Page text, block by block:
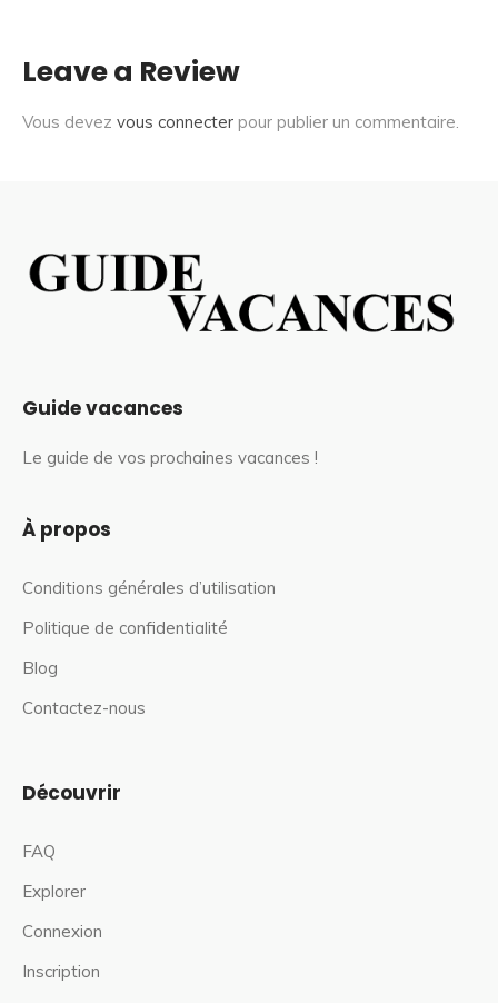
Leave a Review
Vous devez vous connecter pour publier un commentaire.
Guide vacances
Le guide de vos prochaines vacances !
À propos
Conditions générales d’utilisation
Politique de confidentialité
Blog
Contactez-nous
Découvrir
FAQ
Explorer
Connexion
Inscription